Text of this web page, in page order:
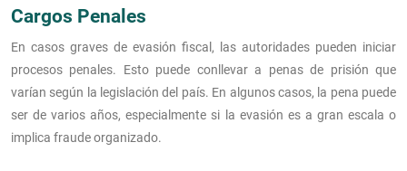
Cargos Penales
En casos graves de evasión fiscal, las autoridades pueden iniciar
procesos penales. Esto puede conllevar a penas de prisión que
varían según la legislación del país. En algunos casos, la pena puede
ser de varios años, especialmente si la evasión es a gran escala o
implica fraude organizado.